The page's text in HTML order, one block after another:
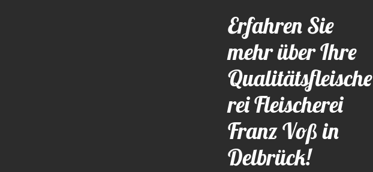
Erfahren Sie
mehr über Ihre
Qualitätsfleische
rei Fleischerei
Franz Voß in
Delbrück!